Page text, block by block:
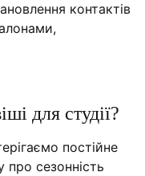
контактів
для студії?
постійне
про сезонність